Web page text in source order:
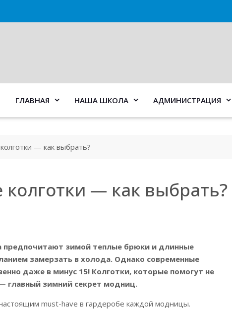
ГЛАВНАЯ НАША ШКОЛА АДМИНИСТРАЦИЯ
— как выбрать?
— как выбрать?
предпочитают зимой теплые брюки и длинные
замерзать в холода. Однако современные
даже в минус 15! Колготки, которые помогут не
главный зимний секрет модниц.
must-have в гардеробе каждой модницы.